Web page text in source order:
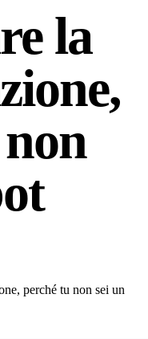
la
perché tu non sei un